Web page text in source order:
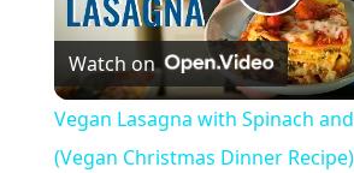
Play
Watch on
Vegan Lasagna with Spinach
(Vegan Christmas Dinner Recipe)